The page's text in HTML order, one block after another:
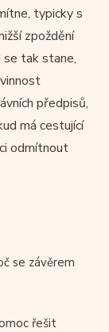
typicky s
zpoždění
se tak stane,
předpisů,
má cestující
odmítnout
se závěrem
řešit